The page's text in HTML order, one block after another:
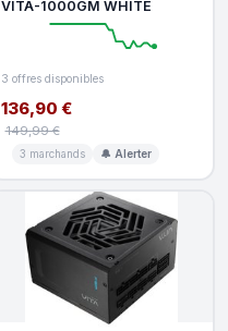
VITA-1000GM WHITE
3 offres disponibles
136,90 €
149,99 €
3 marchands 🔔 Alerter